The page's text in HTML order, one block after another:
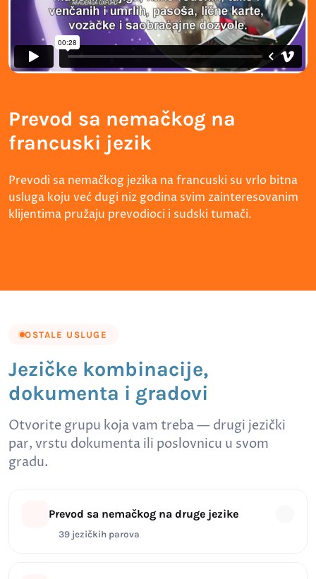
Prevod sa nemačkog na
francuski jezik
Prevodi sa nemačkog jezika na francuski su vrlo bitna
usluga koju već dugi niz godina svim zainteresovanim
klijentima pružaju prevodioci i sudski tumači.
OSTALE USLUGE
Jezičke kombinacije,
dokumenta i gradovi
Otvorite grupu koja vam treba — drugi jezički
par, vrstu dokumenta ili poslovnicu u svom
gradu.
Prevod sa nemačkog na druge jezike
39 jezičkih parova